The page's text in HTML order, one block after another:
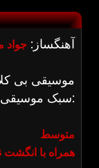
آهنگساز: جواد
موسیقی بی
سبک موسیقی:
متوسط
همراه با انگشت